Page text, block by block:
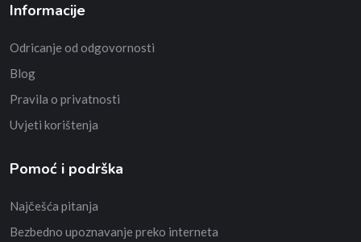
Informacije
Odricanje od odgovornosti
Blog
Pravila o privatnosti
Uvjeti korištenja
Pomoć i podrška
Najčešća pitanja
Bezbedno upoznavanje preko interneta